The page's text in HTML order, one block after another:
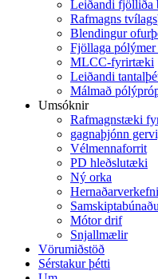
Leiðandi fjölliða
Rafmagns
Blendingur
Fjöllaga
MLCC-fyrirtæki
Leiðandi
Málmað
Umsóknir
Rafmagnstæki
gagnaþjónn
Vélmennaforrit
PD hleðslutæki
Ný orka
Hernaðarverkefni
Mótor drif
Snjallmælir
Vörumiðstöð
Sérstakur þétti